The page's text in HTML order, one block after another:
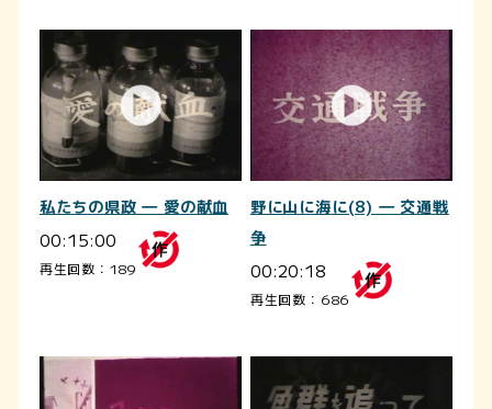
私たちの県政 ― 愛の献血
00:15:00
再生回数：189
野に山に海に(8) ― 交通戦
争
00:20:18
再生回数：686